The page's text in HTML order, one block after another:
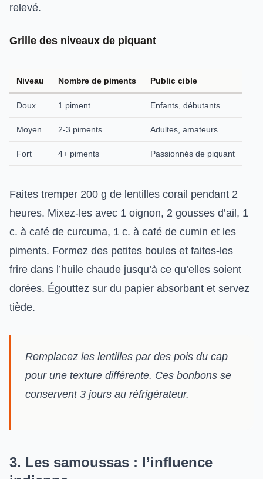
relevé.
Grille des niveaux de piquant
Niveau Nombre de piments Public cible
Doux 1 piment Enfants, débutants
Moyen 2-3 piments Adultes, amateurs
Fort 4+ piments Passionnés de piquant
Faites tremper 200 g de lentilles corail pendant 2
heures. Mixez-les avec 1 oignon, 2 gousses d’ail, 1
c. à café de curcuma, 1 c. à café de cumin et les
piments. Formez des petites boules et faites-les
frire dans l’huile chaude jusqu’à ce qu’elles soient
dorées. Égouttez sur du papier absorbant et servez
tiède.
Remplacez les lentilles par des pois du cap
pour une texture différente. Ces bonbons se
conservent 3 jours au réfrigérateur.
3. Les samoussas : l’influence